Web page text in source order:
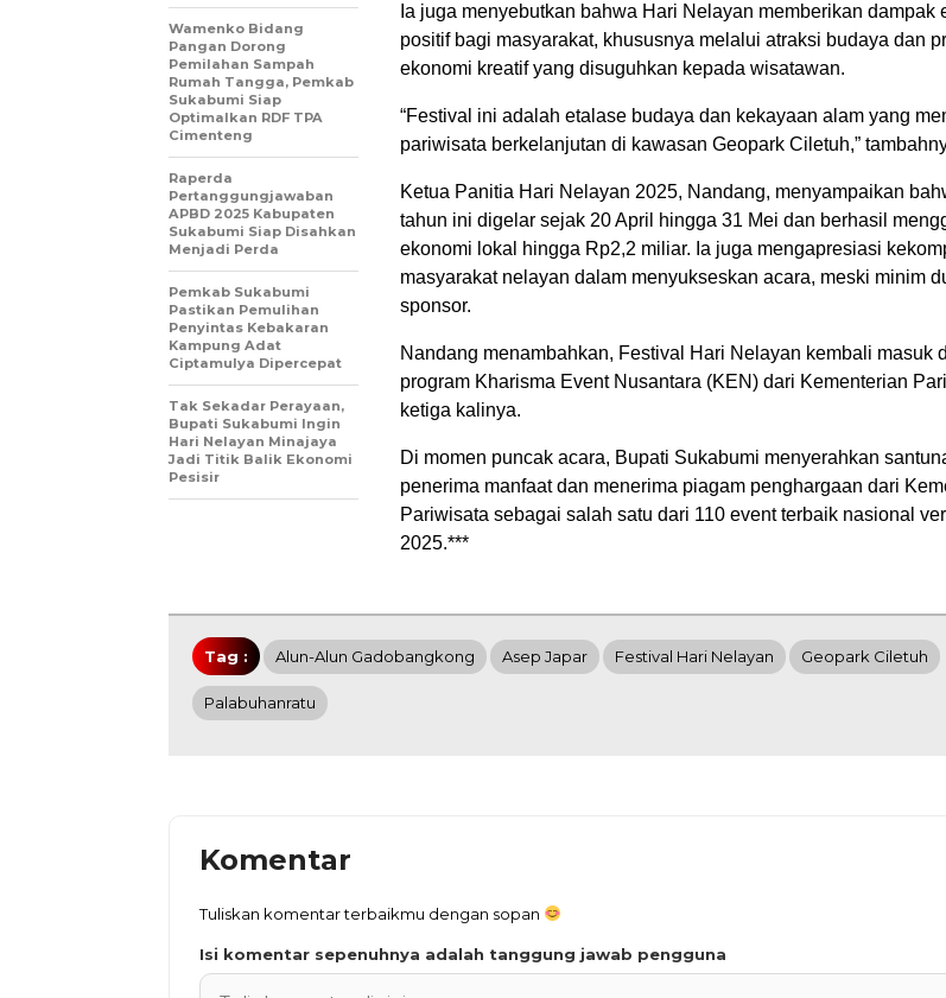
Ia juga menyebutkan bahwa Hari Nelayan memberikan dampak
positif bagi masyarakat, khususnya melalui atraksi budaya dan
ekonomi kreatif yang disuguhkan kepada wisatawan.
“Festival ini adalah etalase budaya dan kekayaan alam yang
pariwisata berkelanjutan di kawasan Geopark Ciletuh,”
Ketua Panitia Hari Nelayan 2025, Nandang, menyampaikan
tahun ini digelar sejak 20 April hingga 31 Mei dan berhasil
ekonomi lokal hingga Rp2,2 miliar. Ia juga mengapresiasi
masyarakat nelayan dalam menyukseskan acara, meski minim
sponsor.
Nandang menambahkan, Festival Hari Nelayan kembali masuk
program Kharisma Event Nusantara (KEN) dari Kementerian
ketiga kalinya.
Di momen puncak acara, Bupati Sukabumi menyerahkan
penerima manfaat dan menerima piagam penghargaan dari
Pariwisata sebagai salah satu dari 110 event terbaik nasional
2025.***
Wamenko Bidang
Pangan Dorong
Pemilahan Sampah
Rumah Tangga, Pemkab
Sukabumi Siap
Optimalkan RDF TPA
Cimenteng
Raperda
Pertanggungjawaban
APBD 2025 Kabupaten
Sukabumi Siap Disahkan
Menjadi Perda
Pemkab Sukabumi
Pastikan Pemulihan
Penyintas Kebakaran
Kampung Adat
Ciptamulya Dipercepat
Tak Sekadar Perayaan,
Bupati Sukabumi Ingin
Hari Nelayan Minajaya
Jadi Titik Balik Ekonomi
Pesisir
Tag : Alun-Alun Gadobangkong Asep Japar Festival Hari Nelayan Geopark Ciletuh
Palabuhanratu
Komentar
Tuliskan komentar terbaikmu dengan sopan
Isi komentar sepenuhnya adalah tanggung jawab pengguna